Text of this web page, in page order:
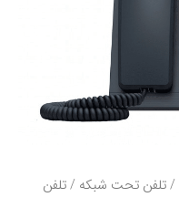
/تلفن تحت شبکه / تلفن